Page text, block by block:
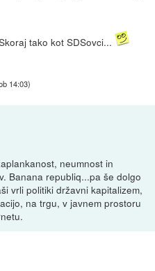
tako kot SDSovci...
14:03)
neumnost in
Banana republiq...pa še dolgo
vrli politiki državni kapitalizem,
na trgu, v javnem prostoru